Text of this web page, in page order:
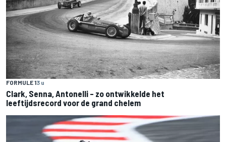
FORMULE 13 u
Clark, Senna, Antonelli – zo ontwikkelde het
leeftijdsrecord voor de grand chelem